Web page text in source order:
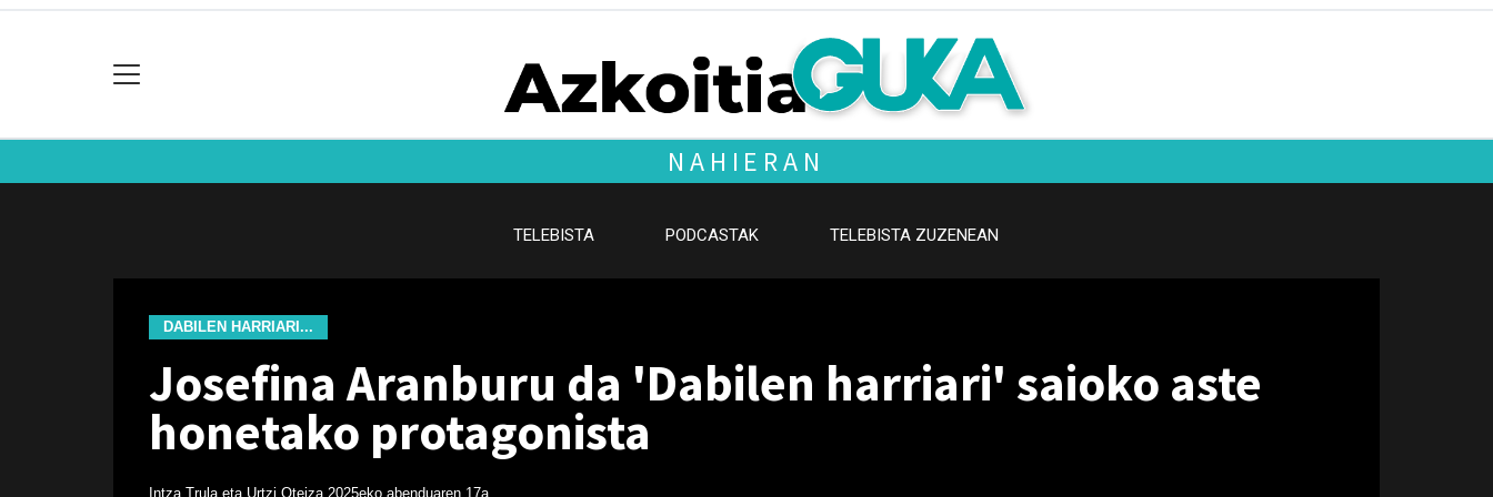
NAHIERAN
TELEBISTA PODCASTAK TELEBISTA ZUZENEAN
DABILEN HARRIARI...
Josefina Aranburu da 'Dabilen harriari' saioko aste
honetako protagonista
Intza Trula eta Urtzi Oteiza 2025eko abenduaren 17a